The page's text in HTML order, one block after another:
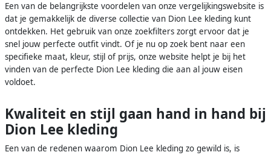
Een van de belangrijkste voordelen van onze vergelijkingswebsite is
dat je gemakkelijk de diverse collectie van Dion Lee kleding kunt
ontdekken. Het gebruik van onze zoekfilters zorgt ervoor dat je
snel jouw perfecte outfit vindt. Of je nu op zoek bent naar een
specifieke maat, kleur, stijl of prijs, onze website helpt je bij het
vinden van de perfecte Dion Lee kleding die aan al jouw eisen
voldoet.
Kwaliteit en stijl gaan hand in hand bij
Dion Lee kleding
Een van de redenen waarom Dion Lee kleding zo gewild is, is